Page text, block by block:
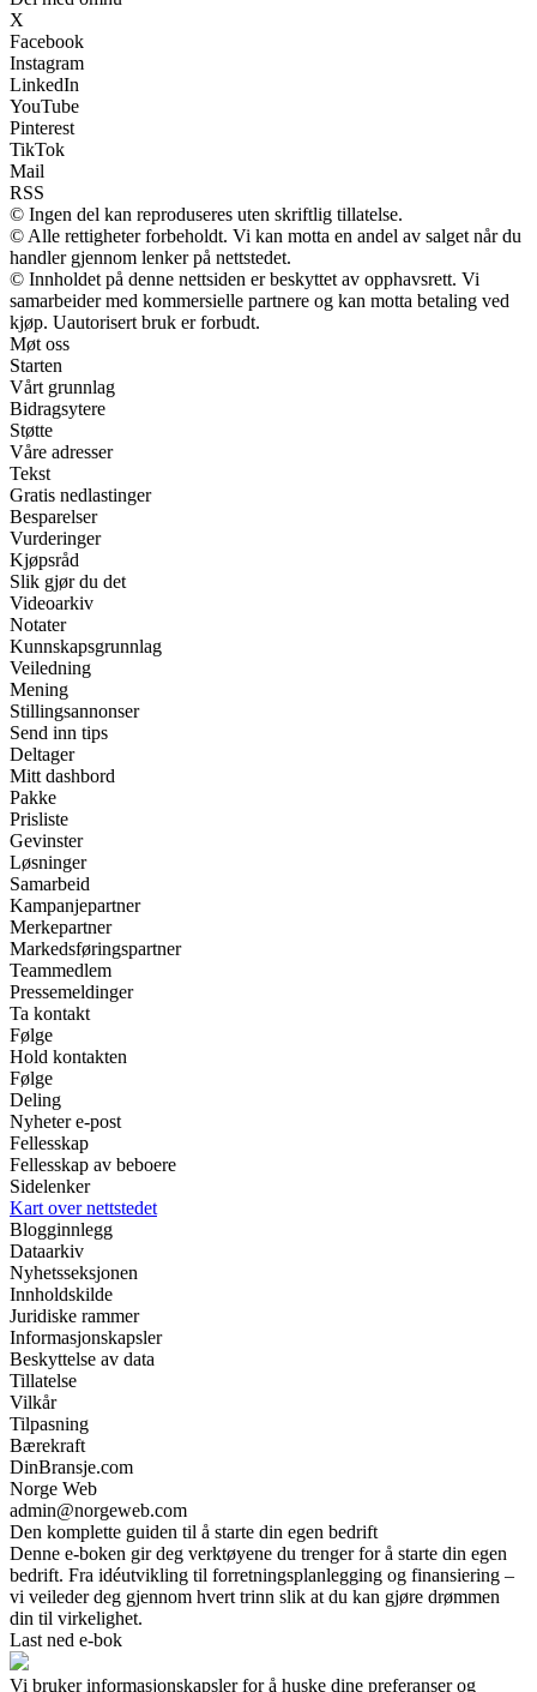
X
Facebook
Instagram
LinkedIn
YouTube
Pinterest
TikTok
Mail
RSS
© Ingen del kan reproduseres uten skriftlig tillatelse.
© Alle rettigheter forbeholdt. Vi kan motta en andel av salget når du
handler gjennom lenker på nettstedet.
© Innholdet på denne nettsiden er beskyttet av opphavsrett. Vi
samarbeider med kommersielle partnere og kan motta betaling ved
kjøp. Uautorisert bruk er forbudt.
Møt oss
Starten
Vårt grunnlag
Bidragsytere
Støtte
Våre adresser
Tekst
Gratis nedlastinger
Besparelser
Vurderinger
Kjøpsråd
Slik gjør du det
Videoarkiv
Notater
Kunnskapsgrunnlag
Veiledning
Mening
Stillingsannonser
Send inn tips
Deltager
Mitt dashbord
Pakke
Prisliste
Gevinster
Løsninger
Samarbeid
Kampanjepartner
Merkepartner
Markedsføringspartner
Teammedlem
Pressemeldinger
Ta kontakt
Følge
Hold kontakten
Følge
Deling
Nyheter e-post
Fellesskap
Fellesskap av beboere
Sidelenker
Kart over nettstedet
Blogginnlegg
Dataarkiv
Nyhetsseksjonen
Innholdskilde
Juridiske rammer
Informasjonskapsler
Beskyttelse av data
Tillatelse
Vilkår
Tilpasning
Bærekraft
DinBransje.com
Norge Web
admin@norgeweb.com
Den komplette guiden til å starte din egen bedrift
Denne e-boken gir deg verktøyene du trenger for å starte din egen
bedrift. Fra idéutvikling til forretningsplanlegging og finansiering –
vi veileder deg gjennom hvert trinn slik at du kan gjøre drømmen
din til virkelighet.
Last ned e-bok
Vi bruker informasjonskapsler for å huske dine preferanser og